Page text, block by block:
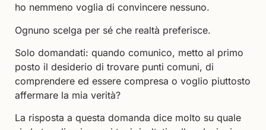
ho nemmeno voglia di convincere nessuno.
Ognuno scelga per sé che realtà preferisce.
Solo domandati: quando comunico, metto al primo
posto il desiderio di trovare punti comuni, di
comprendere ed essere compresa o voglio piuttosto
affermare la mia verità?
La risposta a questa domanda dice molto su quale